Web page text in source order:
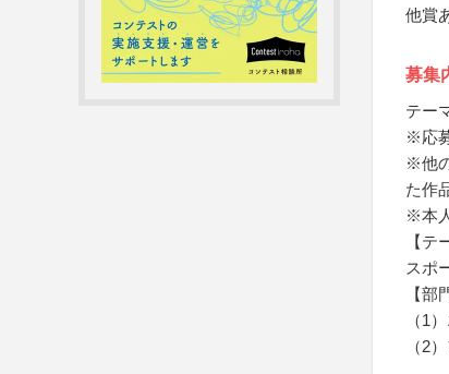
他賞
募集
テー
※応
※他
た作
※本
【テ
スポ
【部
（1
（2